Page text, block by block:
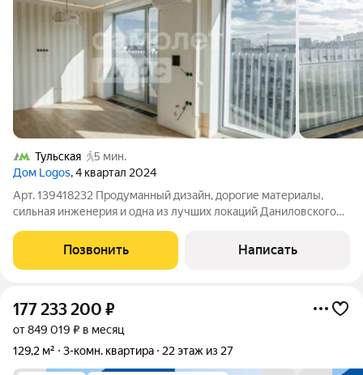
Тульская
5 мин.
Дом Logos, 4 квартал 2024
Арт. 139418232 Продуманный дизайн, дорогие материалы,
сильная инженерия и одна из лучших локаций Даниловского
Даниловский рынок. Покупали и полностью проектировали
для собственного проживания
Позвонить Написать
177 233 200 ₽
от 849 019 ₽ в месяц
129,2 м²
3-комн. квартира 22 этаж из 27